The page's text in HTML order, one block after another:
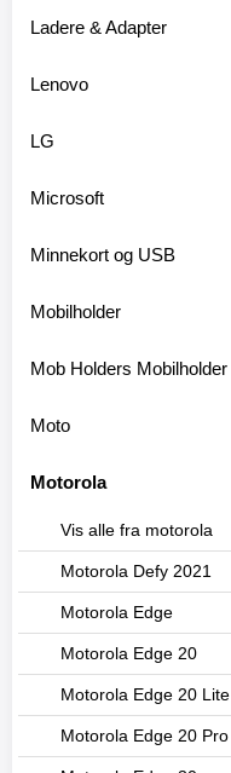
Ladere & Adapter
Lenovo
LG
Microsoft
Minnekort og USB
Mobilholder
Mob Holders Mobilholder
Moto
Motorola
Vis alle fra motorola
Motorola Defy 2021
Motorola Edge
Motorola Edge 20
Motorola Edge 20 Lite
Motorola Edge 20 Pro